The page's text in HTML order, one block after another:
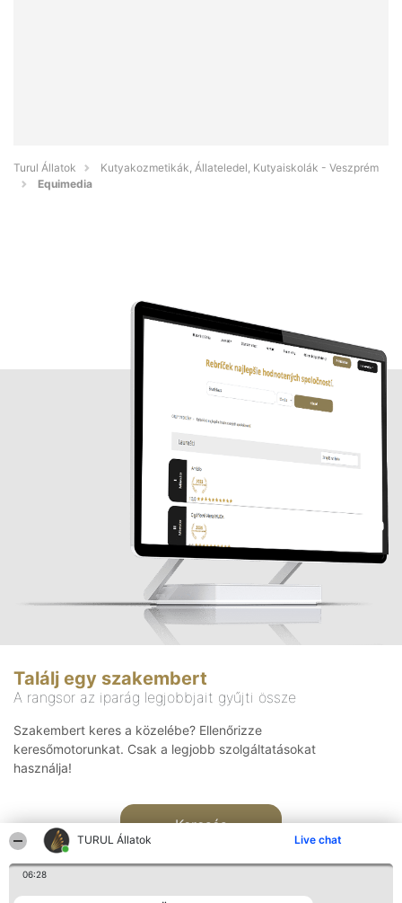
TURUL Állatok Live chat
06:28
Turul Állatok
Kutyakozmetikák, Állateledel, Kutyaiskolák - Veszprém
Equimedia
Találj egy szakembert
A rangsor az iparág legjobbjait gyűjti össze
Szakembert keres a közelébe? Ellenőrizze
keresőmotorunkat. Csak a legjobb szolgáltatásokat
használja!
Keresés